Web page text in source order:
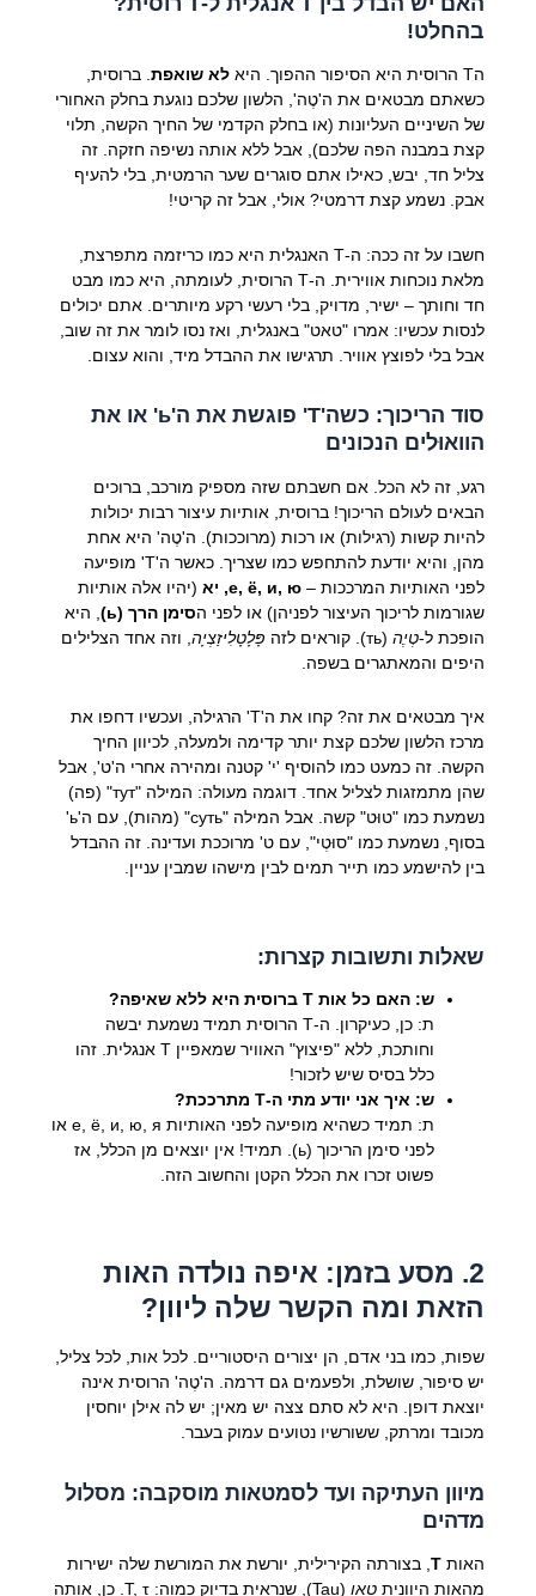
בהחלט!
הТ הרוסית היא הסיפור ההפוך. היא לא שואפת. ברוסית,
כשאתם מבטאים את ה'טֶה', הלשון שלכם נוגעת בחלק האחורי
של השיניים העליונות (או בחלק הקדמי של החיך הקשה, תלוי
קצת במבנה הפה שלכם), אבל ללא אותה נשיפה חזקה. זה
צליל חד, יבש, כאילו אתם סוגרים שער הרמטית, בלי להעיף
אבק. נשמע קצת דרמטי? אולי, אבל זה קריטי!
חשבו על זה ככה: ה-T האנגלית היא כמו כריזמה מתפרצת,
מלאת נוכחות אווירית. ה-Т הרוסית, לעומתה, היא כמו מבט
חד וחותך – ישיר, מדויק, בלי רעשי רקע מיותרים. אתם יכולים
לנסות עכשיו: אמרו "טאט" באנגלית, ואז נסו לומר את זה שוב,
אבל בלי לפוצץ אוויר. תרגישו את ההבדל מיד, והוא עצום.
סוד הריכוך: כשה'Т' פוגשת את ה'ь' או את
הוואוּלים הנכונים
רגע, זה לא הכל. אם חשבתם שזה מספיק מורכב, ברוכים
הבאים לעולם הריכוך! ברוסית, אותיות עיצור רבות יכולות
להיות קשות (רגילות) או רכות (מרוככות). ה'טֶה' היא אחת
מהן, והיא יודעת להתחפש כמו שצריך. כאשר ה'Т' מופיעה
לפני האותיות המרככות – е, ё, и, ю, יא
(יהיו אלה אותיות
שגורמות לריכוך העיצור לפניהן) או לפני הסימן הרך (ь)
, היא
הופכת ל-טְיֶה(ть). קוראים לזה פָּלָטָלִיזַצְיָה, וזה אחד הצלילים
היפים והמאתגרים בשפה.
איך מבטאים את זה? קחו את ה'Т' הרגילה, ועכשיו דחפו את
מרכז הלשון שלכם קצת יותר קדימה ולמעלה, לכיוון החיך
הקשה. זה כמעט כמו להוסיף 'י' קטנה ומהירה אחרי ה'ט', אבל
שהן מתמזגות לצליל אחד. דוגמה מעולה: המילה "тут"
(פה)
נשמעת כמו "טוּט" קשה. אבל המילה "суть"
(מהות), עם ה'ь'
בסוף, נשמעת כמו "סוּטְי", עם ט' מרוככת ועדינה. זה ההבדל
בין להישמע כמו תייר תמים לבין מישהו שמבין עניין.
שאלות ותשובות קצרות:
ש: האם כל אות Т ברוסית היא ללא שאיפה?
ת: כן, כעיקרון. ה-Т הרוסית תמיד נשמעת יבשה
וחותכת, ללא "פיצוץ" האוויר שמאפיין T אנגלית. זהו
כלל בסיס שיש לזכור!
ש: איך אני יודע מתי ה-Т מתרככת?
ת: תמיד כשהיא מופיעה לפני האותיות е, ё, и, ю, я או
לפני סימן הריכוך (ь). תמיד! אין יוצאים מן הכלל, אז
פשוט זכרו את הכלל הקטן והחשוב הזה.
2. מסע בזמן: איפה נולדה האות
הזאת ומה הקשר שלה ליוון?
שפות, כמו בני אדם, הן יצורים היסטוריים. לכל אות, לכל צליל,
יש סיפור, שושלת, ולפעמים גם דרמה. ה'טֶה' הרוסית אינה
יוצאת דופן. היא לא סתם צצה יש מאין; יש לה אילן יוחסין
מכובד ומרתק, ששורשיו נטועים עמוק בעבר.
מיוון העתיקה ועד לסמטאות מוסקבה: מסלול
מדהים
האות Т, בצורתה הקירילית, יורשת את המורשת שלה ישירות
מהאות היוונית טאו(Tau), שנראית בדיוק כמוה: Τ, τ. כן, אותה